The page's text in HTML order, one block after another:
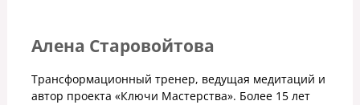
Алена Старовойтова
Трансформационный тренер, ведущая медитаций и
автор проекта «Ключи Мастерства». Более 15 лет